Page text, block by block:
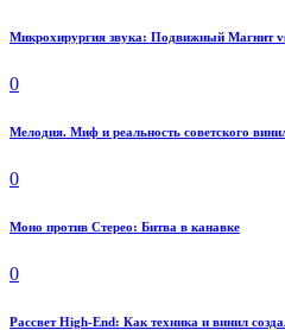
Микрохирургия звука: Подвижный Магнит
0
Мелодия. Миф и реальность советского
0
Моно против Стерео: Битва в канавке
0
Рассвет High-End: Как техника и винил